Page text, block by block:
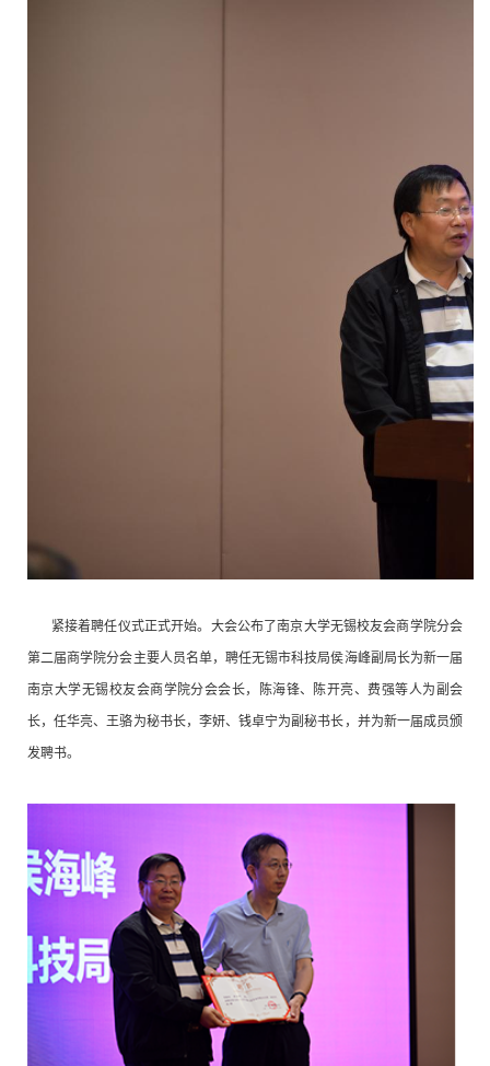
紧接着聘任仪式正式开始。 大会公布了南京大学无锡校友会商学院分会
第二届商学院分会主要人员名单，聘任无锡市科技局侯海峰副局长为新一届
南京大学无锡校友会商学院分会会长，陈海锋、陈开亮、费强等人为 副会
长，任华亮、王骆为秘书长，李妍、钱卓宁为副秘书长，并为新一届成员颁
发聘书。